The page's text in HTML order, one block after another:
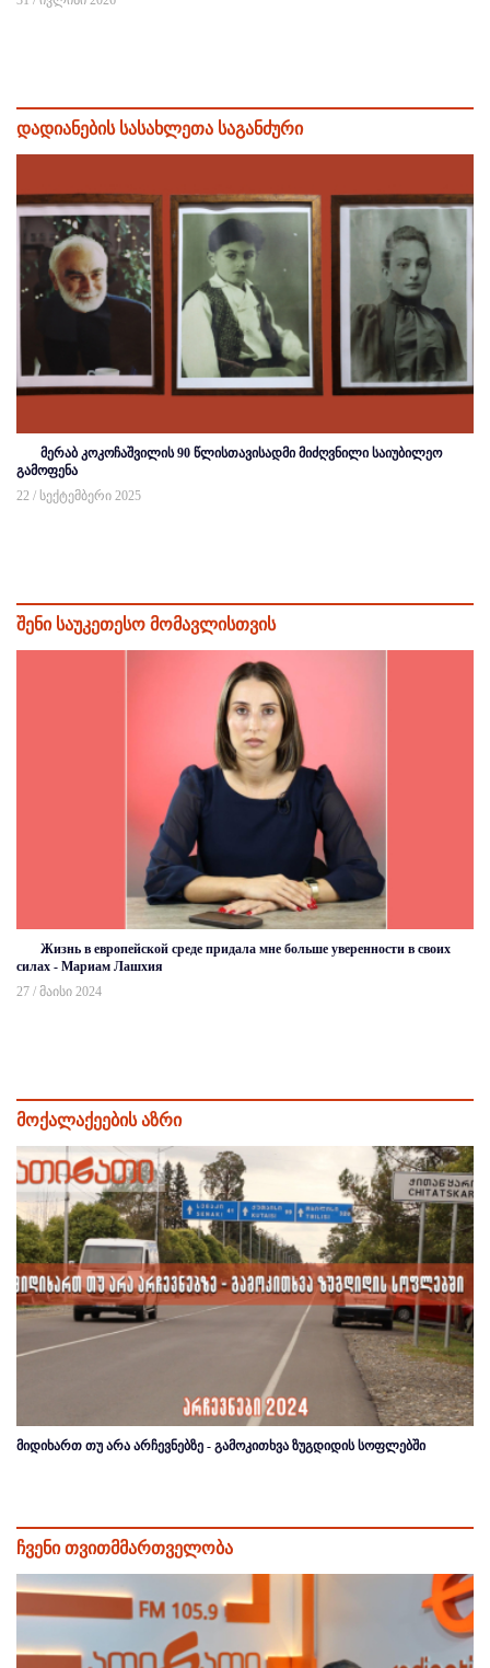
დადიანების სასახლეთა საგანძური
მერაბ კოკოჩაშვილის 90 წლისთავისადმი მიძღვნილი საიუბილეო
გამოფენა
22 / სექტემბერი 2025
შენი საუკეთესო მომავლისთვის
Жизнь в европейской среде придала мне больше уверенности в своих
силах - Мариам Лашхия
27 / მაისი 2024
მოქალაქეების აზრი
მიდიხართ თუ არა არჩევნებზე - გამოკითხვა ზუგდიდის სოფლებში
ჩვენი თვითმმართველობა